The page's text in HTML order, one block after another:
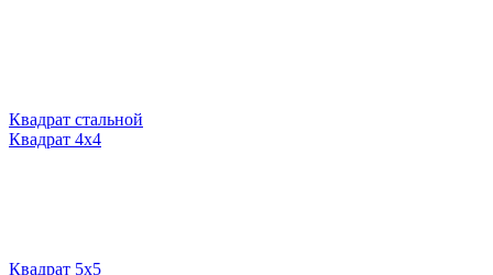
Квадрат стальной
Квадрат 4х4
Квадрат 5х5